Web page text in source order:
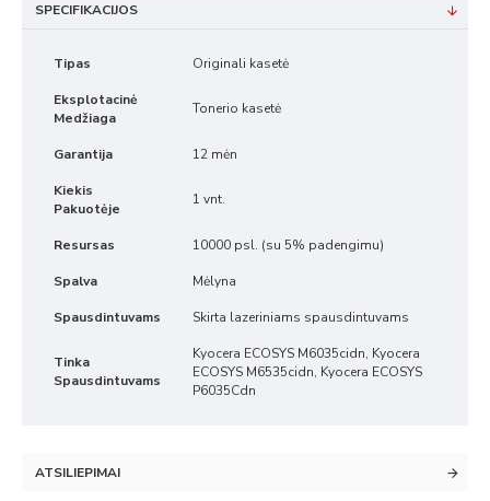
SPECIFIKACIJOS
Tipas Originali kasetė
Eksplotacinė
Medžiaga
Tonerio kasetė
Garantija 12 mėn
Kiekis
Pakuotėje
1 vnt.
Resursas 10000 psl. (su 5% padengimu)
Spalva Mėlyna
Spausdintuvams Skirta lazeriniams spausdintuvams
Tinka
Spausdintuvams
Kyocera ECOSYS M6035cidn, Kyocera
ECOSYS M6535cidn, Kyocera ECOSYS
P6035Cdn
ATSILIEPIMAI